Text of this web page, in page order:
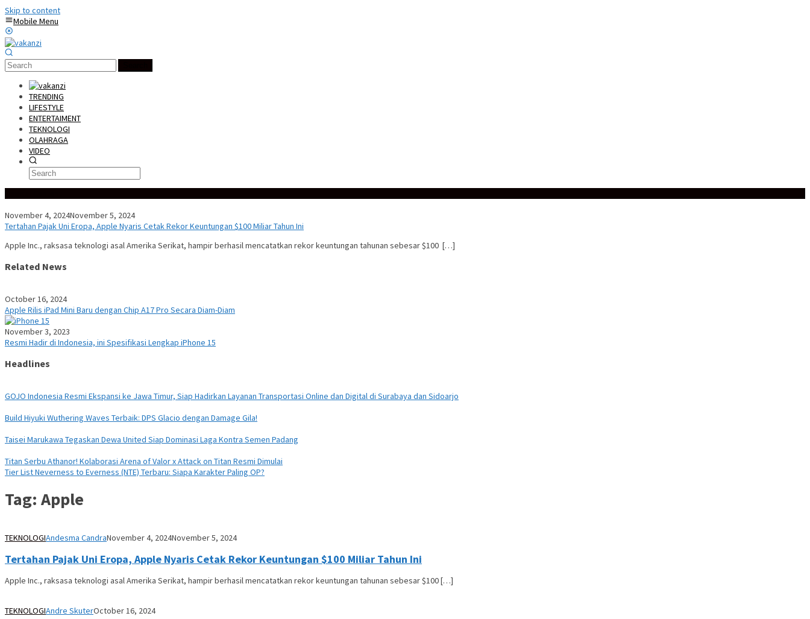
Skip to content
Mobile Menu
TRENDING
LIFESTYLE
ENTERTAIMENT
TEKNOLOGI
OLAHRAGA
VIDEO
November 4, 2024November 5, 2024
Tertahan Pajak Uni Eropa, Apple Nyaris Cetak Rekor Keuntungan $100 Miliar Tahun Ini
Apple Inc., raksasa teknologi asal Amerika Serikat, hampir berhasil mencatatkan rekor keuntungan tahunan sebesar $100 […]
Related News
October 16, 2024
Apple Rilis iPad Mini Baru dengan Chip A17 Pro Secara Diam-Diam
November 3, 2023
Resmi Hadir di Indonesia, ini Spesifikasi Lengkap iPhone 15
Headlines
GOJO Indonesia Resmi Ekspansi ke Jawa Timur, Siap Hadirkan Layanan Transportasi Online dan Digital di Surabaya dan Sidoarjo
Build Hiyuki Wuthering Waves Terbaik: DPS Glacio dengan Damage Gila!
Taisei Marukawa Tegaskan Dewa United Siap Dominasi Laga Kontra Semen Padang
Titan Serbu Athanor! Kolaborasi Arena of Valor x Attack on Titan Resmi Dimulai
Tier List Neverness to Everness (NTE) Terbaru: Siapa Karakter Paling OP?
Tag: Apple
TEKNOLOGIAndesma CandraNovember 4, 2024November 5, 2024
Tertahan Pajak Uni Eropa, Apple Nyaris Cetak Rekor Keuntungan $100 Miliar Tahun Ini
Apple Inc., raksasa teknologi asal Amerika Serikat, hampir berhasil mencatatkan rekor keuntungan tahunan sebesar $100 […]
TEKNOLOGIAndre SkuterOctober 16, 2024